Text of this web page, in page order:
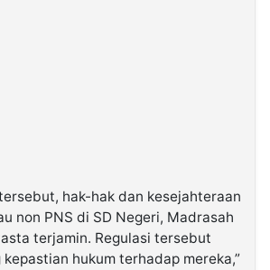
hak-hak dan kesejahteraan
non PNS di SD Negeri, Madrasah
terjamin. Regulasi tersebut
hukum terhadap mereka,”